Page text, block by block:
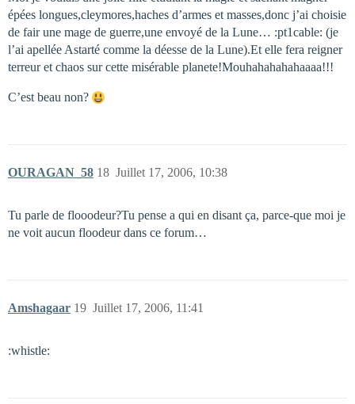
épées longues,cleymores,haches d’armes et masses,donc j’ai choisie
de fair une mage de guerre,une envoyé de la Lune… :pt1cable: (je
l’ai apellée Astarté comme la déesse de la Lune).Et elle fera reigner
terreur et chaos sur cette misérable planete!Mouhahahahahaaaa!!!
C’est beau non?
OURAGAN_58 Juillet 17, 2006, 10:38
18
Tu parle de flooodeur?Tu pense a qui en disant ça, parce-que moi je
ne voit aucun floodeur dans ce forum…
Amshagaar Juillet 17, 2006, 11:41
19
:whistle: